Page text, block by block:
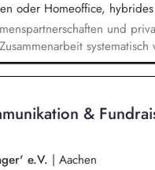
oder Homeoffice,
und
Förderinnen und sprichst
um und verfolgst
dem Marketing und
&
e.V. | Aachen